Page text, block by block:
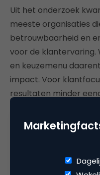
Uit het onderzoek
meeste organisaties
betrouwbaarheid en
voor de klantervaring.
en keuzemenu
impact. Voor
resultaten minder
het meer impact dan
te maken hebben
klantenservice al is.
drivers gestuurd